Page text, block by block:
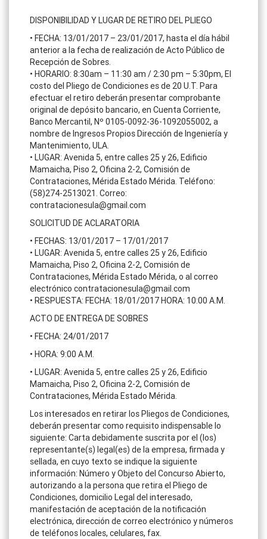
DISPONIBILIDAD Y LUGAR DE RETIRO DEL PLIEGO
• FECHA: 13/01/2017 – 23/01/2017, hasta el día hábil
anterior a la fecha de realización de Acto Público de
Recepción de Sobres.
• HORARIO: 8:30am – 11:30 am / 2:30 pm – 5:30pm, El
costo del Pliego de Condiciones es de 20 U.T. Para
efectuar el retiro deberán presentar comprobante
original de depósito bancario, en Cuenta Corriente,
Banco Mercantil, Nº 0105-0092-36-1092055002, a
nombre de Ingresos Propios Dirección de Ingeniería y
Mantenimiento, ULA.
• LUGAR: Avenida 5, entre calles 25 y 26, Edificio
Mamaicha, Piso 2, Oficina 2-2, Comisión de
Contrataciones, Mérida Estado Mérida. Teléfono:
(58)274-2513021. Correo:
contratacionesula@gmail.com
SOLICITUD DE ACLARATORIA
• FECHAS: 13/01/2017 – 17/01/2017
• LUGAR: Avenida 5, entre calles 25 y 26, Edificio
Mamaicha, Piso 2, Oficina 2-2, Comisión de
Contrataciones, Mérida Estado Mérida, o al correo
electrónico contratacionesula@gmail.com
• RESPUESTA: FECHA: 18/01/2017 HORA: 10:00 A.M.
ACTO DE ENTREGA DE SOBRES
• FECHA: 24/01/2017
• HORA: 9:00 A.M.
• LUGAR: Avenida 5, entre calles 25 y 26, Edificio
Mamaicha, Piso 2, Oficina 2-2, Comisión de
Contrataciones, Mérida Estado Mérida.
Los interesados en retirar los Pliegos de Condiciones,
deberán presentar como requisito indispensable lo
siguiente: Carta debidamente suscrita por el (los)
representante(s) legal(es) de la empresa, firmada y
sellada, en cuyo texto se indique la siguiente
información: Número y Objeto del Concurso Abierto,
autorizando a la persona que retira el Pliego de
Condiciones, domicilio Legal del interesado,
manifestación de aceptación de la notificación
electrónica, dirección de correo electrónico y números
de teléfonos locales, celulares, fax.